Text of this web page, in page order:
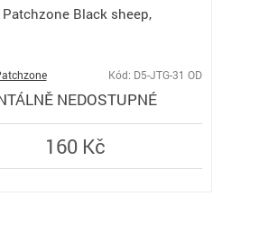
Black sheep,
Kód: D5-JTG-31 OD
NEDOSTUPNÉ
160 Kč